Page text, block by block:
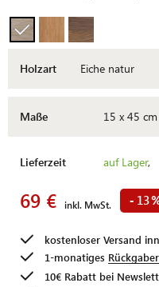
Holzart Eiche natur
Maße 15 x 45 cm
Lieferzeit auf Lager,
69 € inkl. MwSt. - 13
kostenloser Versand
1-monatiges
10€ Rabatt bei